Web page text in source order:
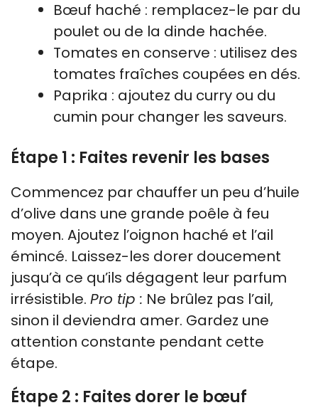
Bœuf haché : remplacez-le par du
poulet ou de la dinde hachée.
Tomates en conserve : utilisez des
tomates fraîches coupées en dés.
Paprika : ajoutez du curry ou du
cumin pour changer les saveurs.
Étape 1 : Faites revenir les bases
Commencez par chauffer un peu d’huile
d’olive dans une grande poêle à feu
moyen. Ajoutez l’oignon haché et l’ail
émincé. Laissez-les dorer doucement
jusqu’à ce qu’ils dégagent leur parfum
irrésistible. Pro tip : Ne brûlez pas l’ail,
sinon il deviendra amer. Gardez une
attention constante pendant cette
étape.
Étape 2 : Faites dorer le bœuf